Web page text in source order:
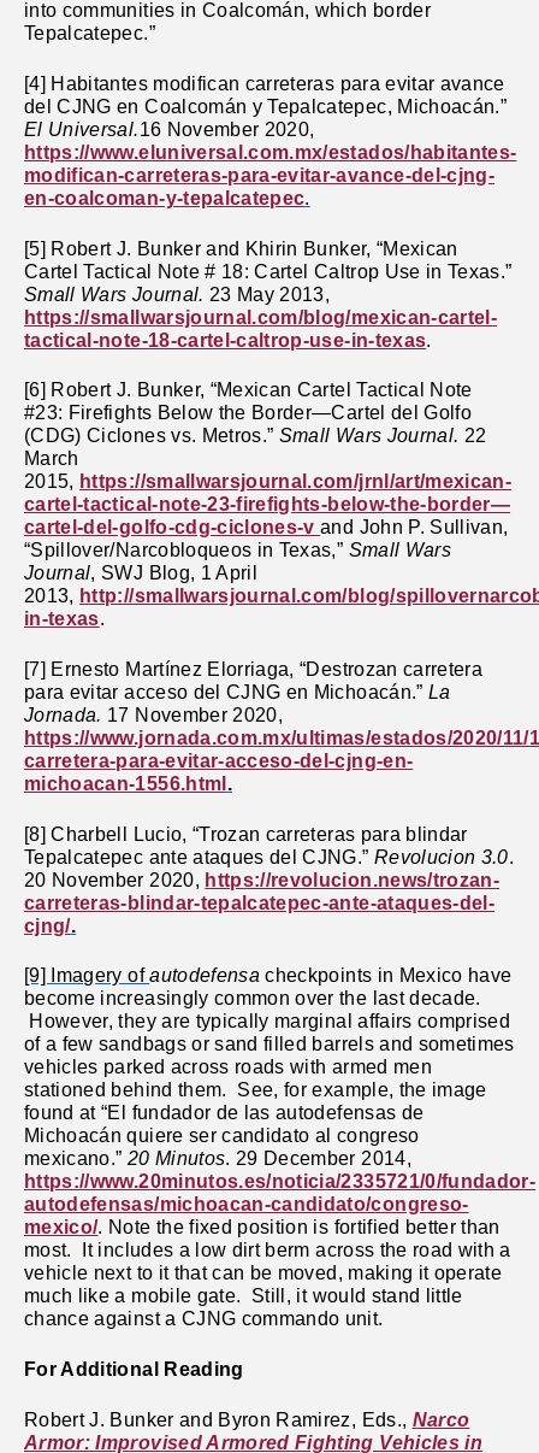
into communities in Coalcomán, which border
Tepalcatepec.”
[4] Habitantes modifican carreteras para evitar avance
del CJNG en Coalcomán y Tepalcatepec, Michoacán.”
El Universal.16 November 2020,
https://www.eluniversal.com.mx/estados/habitantes-
modifican-carreteras-para-evitar-avance-del-cjng-
en-coalcoman-y-tepalcatepec.
[5] Robert J. Bunker and Khirin Bunker, “Mexican
Cartel Tactical Note # 18: Cartel Caltrop Use in Texas.”
Small Wars Journal. 23 May 2013,
https://smallwarsjournal.com/blog/mexican-cartel-
tactical-note-18-cartel-caltrop-use-in-texas.
[6] Robert J. Bunker, “Mexican Cartel Tactical Note
#23: Firefights Below the Border—Cartel del Golfo
(CDG) Ciclones vs. Metros.” Small Wars Journal. 22
March
2015, https://smallwarsjournal.com/jrnl/art/mexican-
cartel-tactical-note-23-firefights-below-the-border—
cartel-del-golfo-cdg-ciclones-v and John P. Sullivan,
“Spillover/Narcobloqueos in Texas,” Small Wars
Journal, SWJ Blog, 1 April
2013, http://smallwarsjournal.com/blog/
in-texas.
[7] Ernesto Martínez Elorriaga, “Destrozan carretera
para evitar acceso del CJNG en Michoacán.” La
Jornada. 17 November 2020,
https://www.jornada.com.mx/ultimas/estados/2020/11/
carretera-para-evitar-acceso-del-cjng-en-
michoacan-1556.html .
[8] Charbell Lucio, “Trozan carreteras para blindar
Tepalcatepec ante ataques del CJNG.” Revolucion 3.0.
20 November 2020, https://revolucion.news/trozan-
carreteras-blindar-tepalcatepec-ante-ataques-del-
cjng/.
[9] Imagery ofautodefensacheckpoints in Mexico have
become increasingly common over the last decade.
However, they are typically marginal affairs comprised
of a few sandbags or sand filled barrels and sometimes
vehicles parked across roads with armed men
stationed behind them. See, for example, the image
found at “El fundador de las autodefensas de
Michoacán quiere ser candidato al congreso
mexicano.” 20 Minutos. 29 December 2014,
https://www.20minutos.es/noticia/2335721/0/fundador-
autodefensas/michoacan-candidato/congreso-
mexico/. Note the fixed position is fortified better than
most. It includes a low dirt berm across the road with a
vehicle next to it that can be moved, making it operate
much like a mobile gate. Still, it would stand little
chance against a CJNG commando unit.
For Additional Reading
Robert J. Bunker and Byron Ramirez, Eds., Narco
Armor: Improvised Armored Fighting Vehicles in